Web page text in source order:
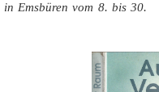
in Emsbüren vom 8. bis 30.